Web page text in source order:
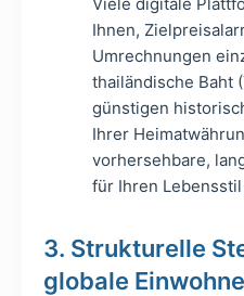
Ihnen,
Umrechnungen
thailändische Baht
günstigen
Ihrer
vorhersehbare,
für Ihren
3. Strukturelle
globale